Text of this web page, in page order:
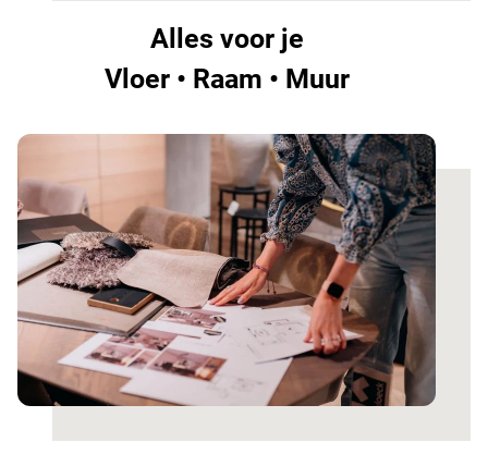
Alles voor je
Vloer • Raam • Muur